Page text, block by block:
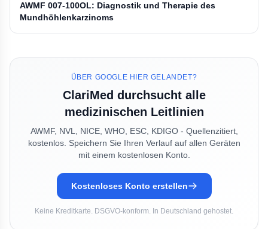
AWMF 007-100OL: Diagnostik und Therapie des
Mundhöhlenkarzinoms
ÜBER GOOGLE HIER GELANDET?
ClariMed durchsucht alle
medizinischen Leitlinien
AWMF, NVL, NICE, WHO, ESC, KDIGO - Quellenzitiert,
kostenlos. Speichern Sie Ihren Verlauf auf allen Geräten
mit einem kostenlosen Konto.
Kostenloses Konto erstellen
Keine Kreditkarte. DSGVO-konform. In Deutschland gehostet.